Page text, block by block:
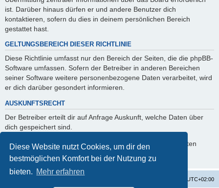
Diese Website nutzt Cookies, um dir den
bestmöglichen Komfort bei der Nutzung zu
bieten. Mehr erfahren
ist. Darüber hinaus dürfen er und andere Benutzer dich
kontaktieren, sofern du dies in deinem persönlichen Bereich
gestattet hast.
GELTUNGSBEREICH DIESER RICHTLINIE
Diese Richtlinie umfasst nur den Bereich der Seiten, die die phpBB-
Software umfassen. Sofern der Betreiber in anderen Bereichen
seiner Software weitere personenbezogene Daten verarbeitet, wird
er dich darüber gesondert informieren.
AUSKUNFTSRECHT
Der Betreiber erteilt dir auf Anfrage Auskunft, welche Daten über
dich gespeichert sind.
Du kannst jederzeit die Löschung bzw. Sperrung deiner Daten
verlangen. Kontaktiere hierzu bitte den Betreiber.
UTC+02:00